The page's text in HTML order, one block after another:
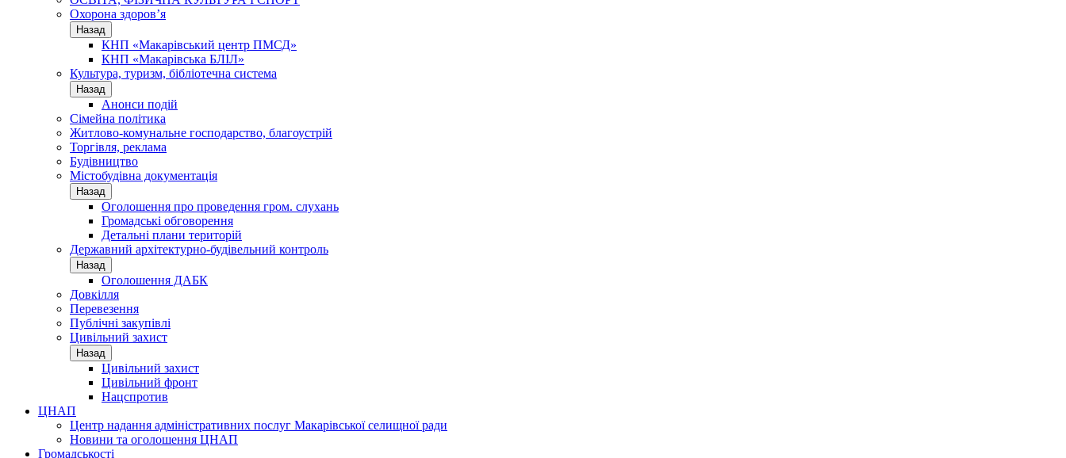
Охорона здоров’я
Назад
КНП «Макарівський центр ПМСД»
КНП «Макарівська БЛІЛ»
Культура, туризм, бібліотечна система
Назад
Анонси подій
Сімейна політика
Житлово-комунальне господарство, благоустрій
Торгівля, реклама
Будівництво
Містобудівна документація
Назад
Оголошення про проведення гром. слухань
Громадські обговорення
Детальні плани територій
Державний архітектурно-будівельний контроль
Назад
Оголошення ДАБК
Довкілля
Перевезення
Публічні закупівлі
Цивільний захист
Назад
Цивільний захист
Цивільний фронт
Нацспротив
ЦНАП
Центр надання адміністративних послуг Макарівської селищної ради
Новини та оголошення ЦНАП
Громадськості